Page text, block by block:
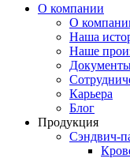
О компании
О
Наша
Наше
Карьера
Блог
Продукция
Сэндвич-